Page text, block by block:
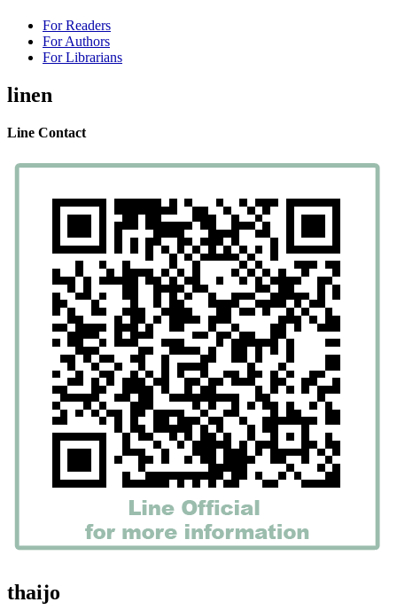
For Readers
For Authors
For Librarians
linen
Line Contact
thaijo